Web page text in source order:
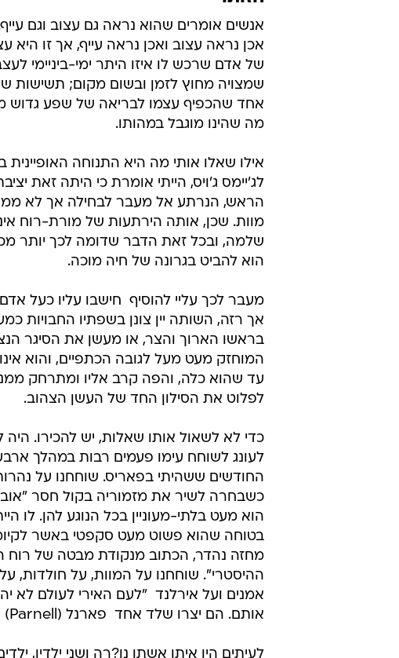
אנשים אומרים שהוא נראה גם עצוב וגם
אכן נראה עצוב ואכן נראה עייף, אך זו היא
של אדם שרכש לו איזו היתר ימי-ביניימי
שמצויה מחוץ לזמן ובשום מקום; תשישות
אחד שהכפיף עצמו לבריאה של שפע גדוש
מה שהינו מוגבל במהותו.
אילו שאלו אותי מה היא התנוחה האופיינית
לג'יימס ג'ויס, הייתי אומרת כי היתה זאת
הראש, הנרתע אל מעבר לבחילה אך לא
מוות. שכן, אותה הירתעות של מורת-רוח
שלמה, ובכל זאת הדבר שדומה לכך יותר
הוא להביט בגרונה של חיה מוכה.
מעבר לכך עליי להוסיף  חישבו עליו כעל
אך רזה, השותה יין צונן בשפתיו החבויות
בראשו הארוך והצר, או מעשן את הסיגר
המוחזק מעט מעל לגובה הכתפיים, והוא אינו
עד שהוא כלה, והפה קרב אליו ומתרחק
לפלוט את הסילון החד של העשן הצהוב.
כדי לא לשאול אותו שאלות, יש להכירו. היה
לעונג לשוחח עימו פעמים רבות במהלך
החודשים ששהיתי בפאריס. שוחחנו על
כשבחרה לשיר את מזמוריה בקול חסר
הוא מעט בלתי-מעוניין בכל הנוגע להן. לו
בטוחה שהוא פשוט מעט סקפטי באשר
מחזה נהדר, הכתוב מנקודת מבטה של רוח
ההיסטרי". שוחחנו על המוות, על חולדות,
אמנים ועל אירלנד  "לעם האירי לעולם לא
אותם. הם יצרו שלד אחד  פארנל (Parnell)  אך הם מעולם לא יצרו איש".
לעיתים היו איתו אשתו נו?רה ושני ילדיו,